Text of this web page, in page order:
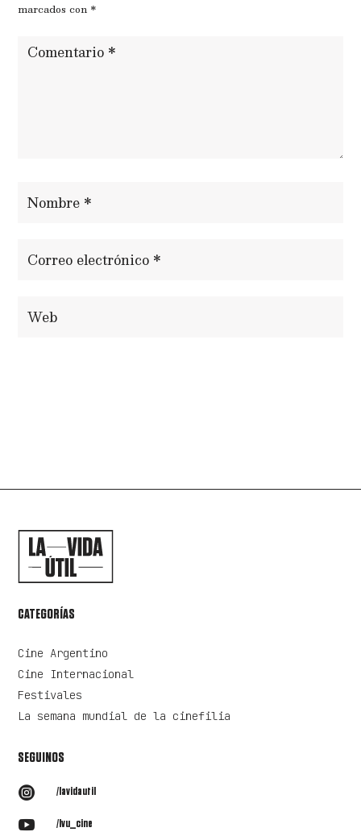
marcados con *
CATEGORÍAS
Cine Argentino
Cine Internacional
Festivales
La semana mundial de la cinefilia
SEGUINOS
 /lavidautil
 /lvu_cine